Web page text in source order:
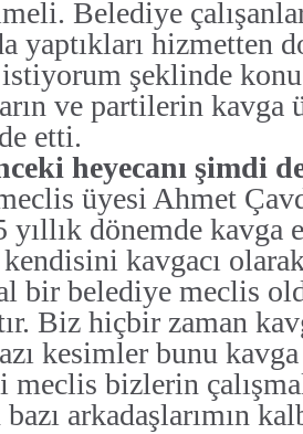
Belediye
yaptıkları hizmetten
şeklinde
ve partilerin kavga
etti.
heyecanı şimdi
üyesi Ahmet
yıllık dönemde kavga
kavgacı
bir belediye meclis
Biz hiçbir zaman
kesimler bunu
meclis bizlerin
arkadaşlarımın